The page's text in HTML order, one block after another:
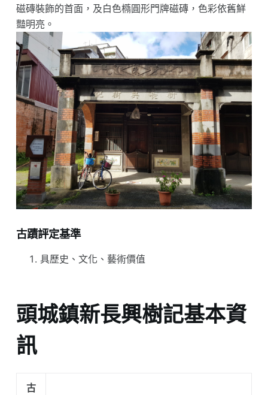
磁磚裝飾的首面，及白色橢圓形門牌磁磚，色彩依舊鮮
豔明亮。
古蹟評定基準
具歷史、文化、藝術價值
頭城鎮新長興樹記基本資
訊
古